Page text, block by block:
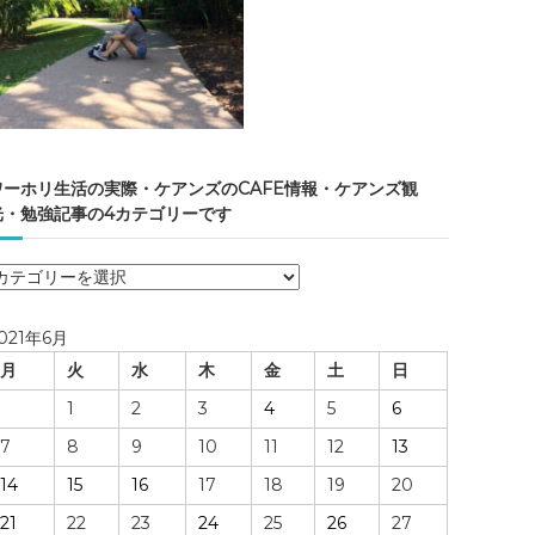
ーホリ生活の実際・ケアンズのCAFE情報・ケアンズ観
・勉強記事の4カテゴリーです
年6月
月
火 水 木 金 土
日
1
2 3 4 5
6
7
8 9 10 11 12
13
14
15 16 17 18 19
20
21
22 23 24 25 26 27